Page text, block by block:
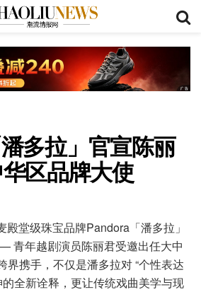
多拉」官宣陈丽
区品牌大使
堂级珠宝品牌Pandora「潘多拉」
青年越剧演员陈丽君受邀出任大中
界携手，不仅是潘多拉对 “个性表达
全新诠释，更让传统戏曲美学与现